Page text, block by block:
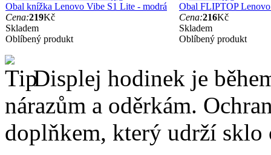
Obal knížka Lenovo Vibe S1 Lite - modrá
Cena:219Kč
Skladem
Oblíbený produkt
Obal FLIPTOP
Cena:216Kč
Skladem
Oblíbený produkt
Displej hodinek je
nárazům a oděrkám.
doplňkem, který udrží sklo